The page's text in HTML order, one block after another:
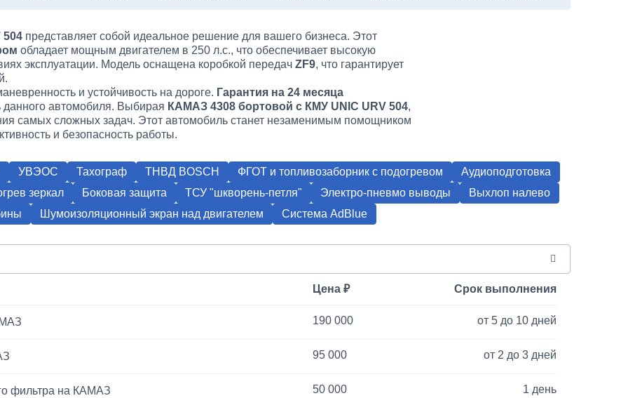
504 представляет собой идеальное решение для вашего бизнеса. Этот
обладает мощным двигателем в 250 л.с., что обеспечивает высокую
эксплуатации. Модель оснащена коробкой передач ZF9, что гарантирует
и устойчивость на дороге. Гарантия на 24 месяца
данного автомобиля. Выбирая КАМАЗ 4308 бортовой с КМУ UNIC URV 504,
самых сложных задач. Этот автомобиль станет незаменимым помощником
и безопасность работы.
УВЭОС Тахограф ТНВД BOSCH ФГОТ и топливозаборник с подогревом
Аудиоподготовка
зеркал Боковая защита ТСУ "шкворень-петля" Электро-пневмо выводы
Выхлоп налево
Шумоизоляционный экран над двигателем Система AdBlue
Цена Срок выполнения
190 000 от 5 до 10 дней
95 000 от 2 до 3 дней
фильтра на КАМАЗ 50 000 1 день